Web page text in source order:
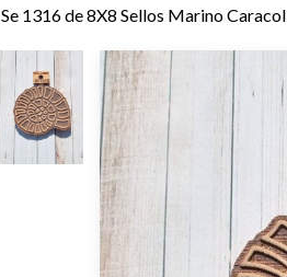
Se 1316 de 8X8 Sellos Marino Caracol